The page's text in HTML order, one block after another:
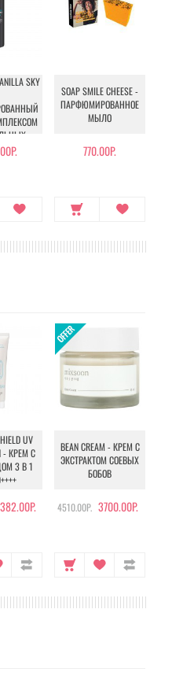
SKY
SOAP SMILE CHEESE -
ПАРФЮМИРОВАННОЕ
МЫЛО
770.00Р.
UV
- КРЕМ С
3 В 1
BEAN CREAM - КРЕМ С
ЭКСТРАКТОМ СОЕВЫХ
БОБОВ
4510.00Р. 3700.00Р.